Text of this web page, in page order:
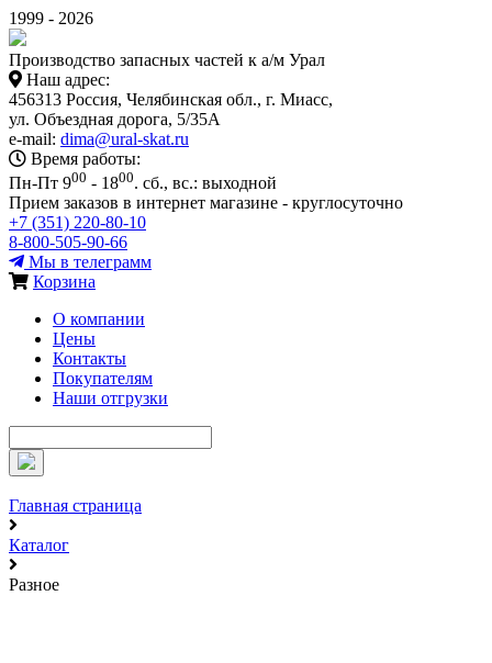
1999 - 2026
Производство запасных частей к а/м Урал
Наш адрес:
456313 Россия, Челябинская обл., г. Миасс,
ул. Объездная дорога, 5/35А
e-mail: dima@ural-skat.ru
Время работы:
Пн-Пт 900 - 1800. сб., вс.: выходной
Прием заказов в интернет магазине - круглосуточно
+7 (351) 220-80-10
8-800-505-90-66
Мы в телеграмм
Корзина
О компании
Цены
Контакты
Покупателям
Наши отгрузки
Главная страница
Каталог
Разное